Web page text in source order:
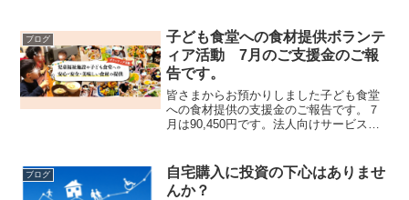
ブログ
子ども食堂への食材提供ボランテ
ィア活動 7月のご支援金のご報
告です。
皆さまからお預かりしました子ども食堂
への食材提供の支援金のご報告です。７
月は90,450円です。法人向けサービスの
き、子ども達に届けてまいります。【7月
よりボランティア...
ブログ
自宅購入に投資の下心はありませ
んか？